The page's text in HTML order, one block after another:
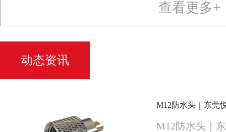
查看更多+
动态资讯
M12防水头｜